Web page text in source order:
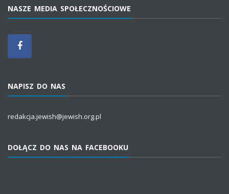
NASZE MEDIA SPOŁECZNOŚCIOWE
NAPISZ DO NAS
redakcja.jewish@jewish.org.pl
DOŁĄCZ DO NAS NA FACEBOOKU